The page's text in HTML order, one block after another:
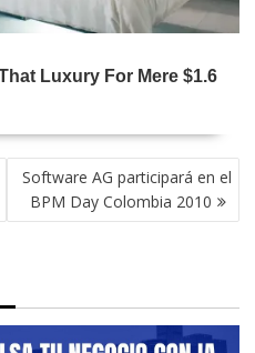
Software AG participará en el
BPM Day Colombia 2010